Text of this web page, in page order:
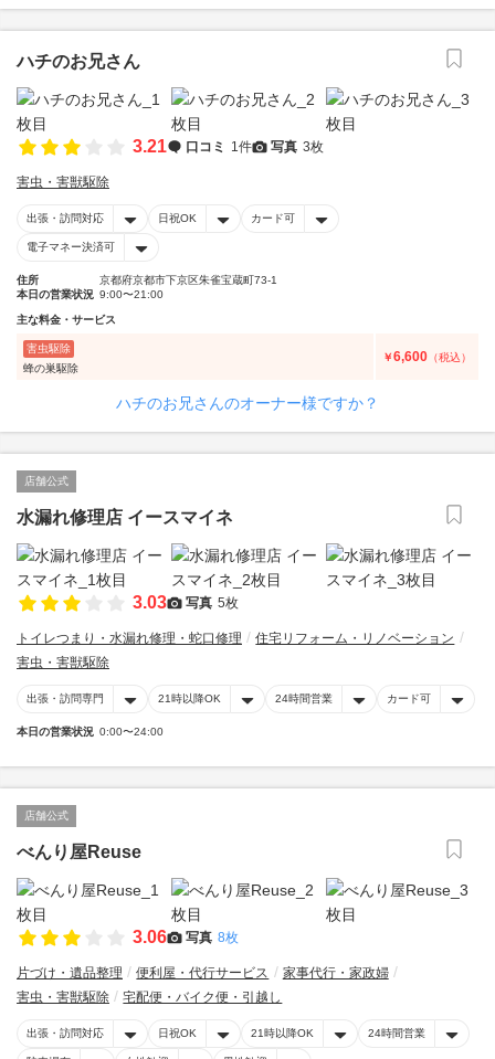
ハチのお兄さん
3.21 口コミ 1件 写真 3枚
害虫・害獣駆除
出張・訪問対応 日祝OK カード可
電子マネー決済可
住所
京都府京都市下京区朱雀宝蔵町73-1
本日の営業状況 9:00〜21:00
主な料金・サービス
害虫駆除
蜂の巣駆除
￥6,600 （税込）
ハチのお兄さんのオーナー様ですか？
店舗公式
水漏れ修理店 イースマイネ
3.03 写真 5枚
トイレつまり・水漏れ修理・蛇口修理
住宅リフォーム・リノベーション
害虫・害獣駆除
出張・訪問専門 21時以降OK 24時間営業 カード可
本日の営業状況 0:00〜24:00
店舗公式
べんり屋Reuse
3.06 写真 8枚
片づけ・遺品整理 便利屋・代行サービス
家事代行・家政婦
害虫・害獣駆除
宅配便・バイク便・引越し
出張・訪問対応 日祝OK 21時以降OK 24時間営業